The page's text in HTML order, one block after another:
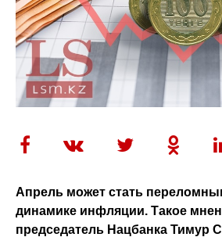
Апрель может стать
динамике инфляции. Такое
председатель Нацбанка Тимур